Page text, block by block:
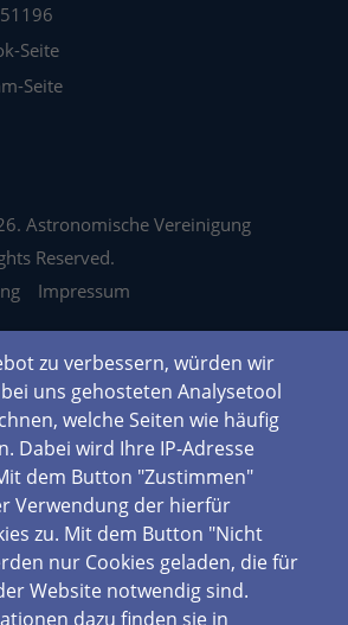
Seite
Seite
Astronomische Vereinigung
Reserved.
Impressum
zu verbessern, würden wir
uns gehosteten Analysetool
welche Seiten wie häufig
Dabei wird Ihre IP-Adresse
dem Button "Zustimmen"
Verwendung der hierfür
zu. Mit dem Button "Nicht
nur Cookies geladen, die für
Website notwendig sind.
dazu finden sie in